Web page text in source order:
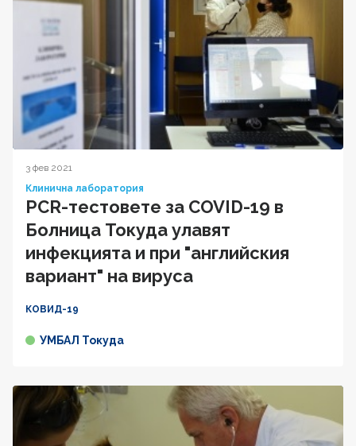
3 фев 2021
Клинична лаборатория
PCR-тестовете за COVID-19 в
Болница Токуда улавят
инфекцията и при "английския
вариант" на вируса
КОВИД-19
УМБАЛ Токуда